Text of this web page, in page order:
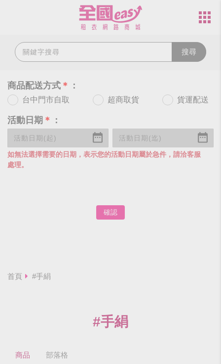
搜尋
商品配送方式 ＊ ：
台中門市自取 超商取貨 貨運配送
活動日期 ＊ ：
如無法選擇需要的日期，表示您的活動日期屬於急件，請洽客服
處理。
確認
首頁 #手絹
#手絹
商品 部落格